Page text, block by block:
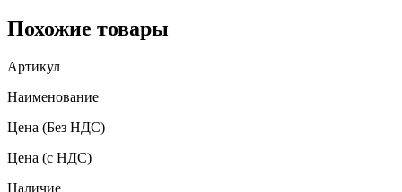
Похожие товары
Артикул
Наименование
Цена (Без НДС)
Цена (с НДС)
Наличие